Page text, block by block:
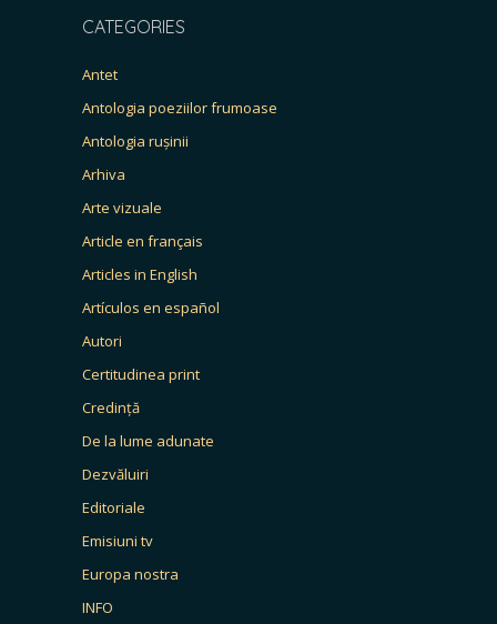
CATEGORIES
Antet
Antologia poeziilor frumoase
Antologia rușinii
Arhiva
Arte vizuale
Article en français
Articles in English
Artículos en español
Autori
Certitudinea print
Credință
De la lume adunate
Dezvăluiri
Editoriale
Emisiuni tv
Europa nostra
INFO